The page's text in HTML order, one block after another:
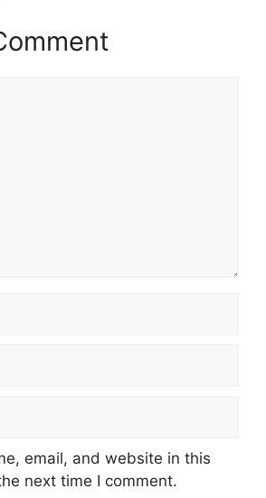
email, and website in this
next time I comment.